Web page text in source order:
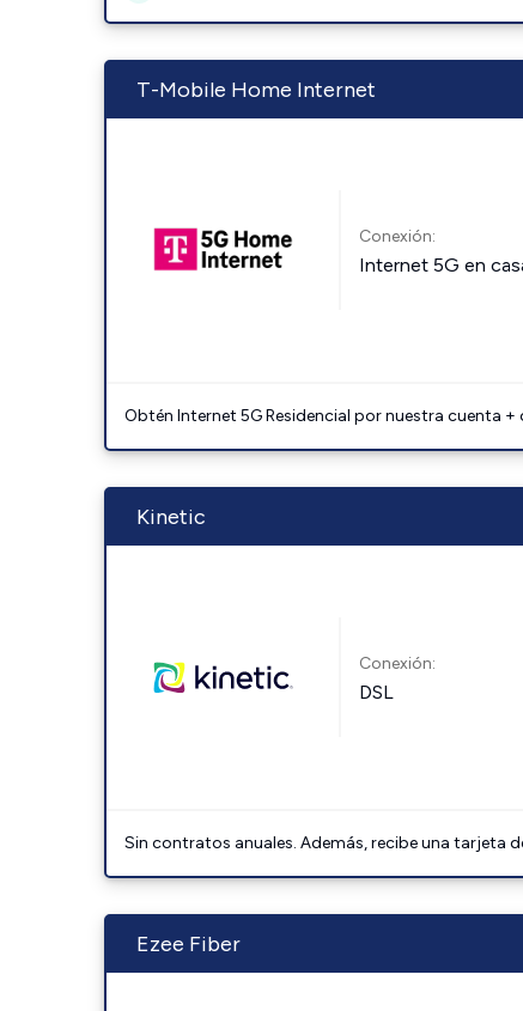
T-Mobile Home Internet
Conexión:
Internet 5G en
Obtén Internet 5G Residencial por nuestra cuenta
Kinetic
Conexión:
DSL
Sin contratos anuales. Además, recibe una tarjeta
Ezee Fiber